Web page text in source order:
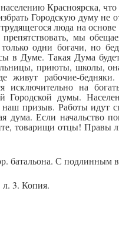
Красноярска,
Городскую думу не
люда на
препятствовать, мы
одни богачи, но
в Думе. Такая Дума
приюты, школы,
живут рабочие-
исключительно на
Городской думы.
наш призыв. Работы идут
дума. Если начальство
товарищи отцы! Правы
батальона. С подлинным
3. Копия.